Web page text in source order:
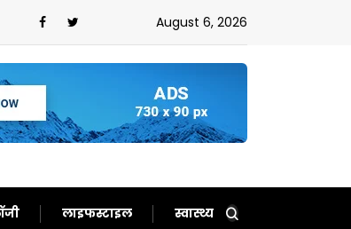
बन गए दर्शकों का खास August 6, 2026
लाइफस्टाइल स्वास्थ्य